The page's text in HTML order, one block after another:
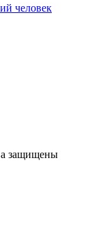
человек
защищены